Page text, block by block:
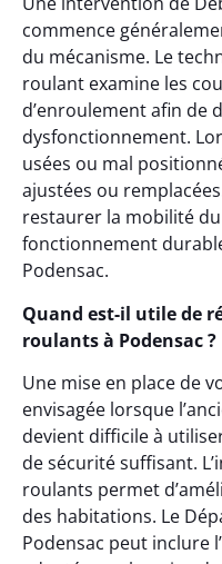
commence
du mécanisme. Le
roulant examine les
d’enroulement afin de
dysfonctionnement.
usées ou mal
ajustées ou
restaurer la mobilité
fonctionnement
Podensac.
Quand est-il utile de
roulants à Podensac ?
Une mise en place de
envisagée lorsque
devient difficile à
de sécurité suffisant.
roulants permet
des habitations. Le
Podensac peut inclure